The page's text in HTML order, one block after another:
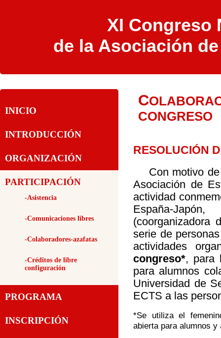
XI Congreso
de la Asociación
INICIO
INTRODUCCIÓN
ORGANIZACIÓN
PARTICIPACIÓN
-Asistencia
-Comunicaciones libres
-Colaboradores-azafatas
-Créditos de libre
configuración
PROGRAMA
INSCRIPCIÓN
C
CONGRESO
RESOLUCIÓN
Con motivo
Asociación de
actividad
España-
(coorganizadora
serie de
actividades
congreso*, para
para alumnos
Universidad de
ECTS a las
*Se utiliza el
abierta para alumnos y